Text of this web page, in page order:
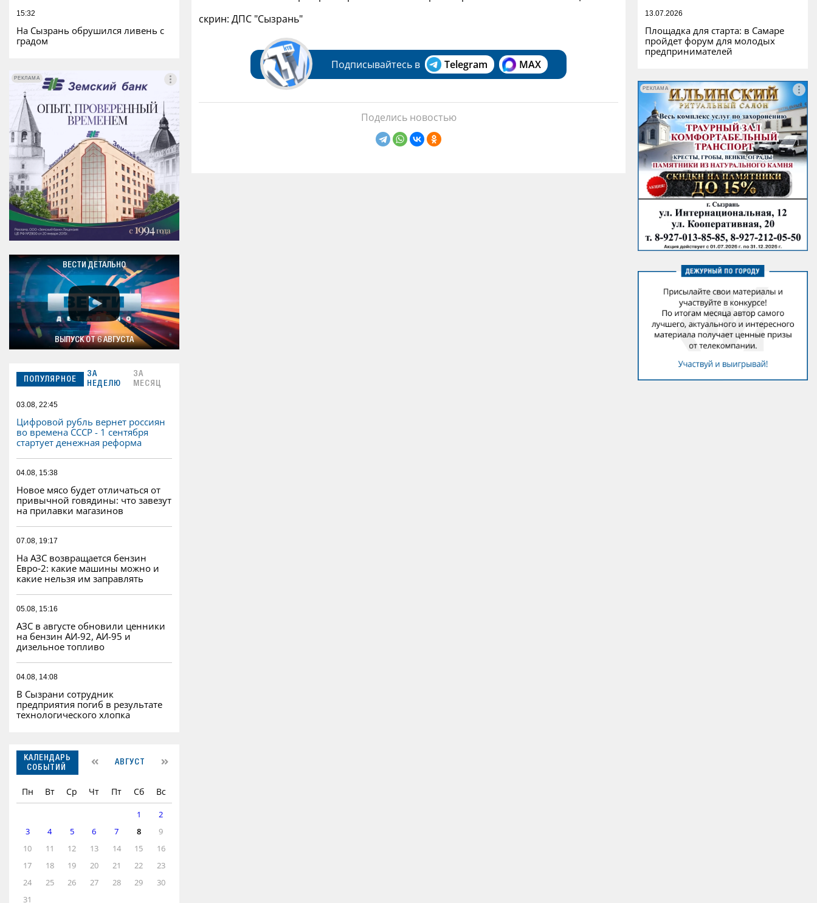
15:32
На Сызрань обрушился ливень с
градом
РЕКЛАМА
РЕКЛАМА
ВЕСТИ ДЕТАЛЬНО
ВЫПУСК ОТ 6 АВГУСТА
ПОПУЛЯРНОЕ
ЗА
НЕДЕЛЮ
ЗА
МЕСЯЦ
03.08, 22:45
Цифровой рубль вернет россиян
во времена СССР - 1 сентября
стартует денежная реформа
04.08, 15:38
Новое мясо будет отличаться от
привычной говядины: что завезут
на прилавки магазинов
07.08, 19:17
На АЗС возвращается бензин
Евро‑2: какие машины можно и
какие нельзя им заправлять
05.08, 15:16
АЗС в августе обновили ценники
на бензин АИ-92, АИ-95 и
дизельное топливо
04.08, 14:08
В Сызрани сотрудник
предприятия погиб в результате
технологического хлопка
КАЛЕНДАРЬ
СОБЫТИЙ
АВГУСТ
Пн Вт Ср Чт Пт Сб Вс
1
2
3
4 5 6 7 8
9
10
11 12 13 14 15
16
17
18 19 20 21 22
23
24
25 26 27 28 29
30
31
скрин: ДПС "Сызрань"
Подписывайтесь в Telegram MAX
Поделись новостью
13.07.2026
Площадка для старта: в Самаре
пройдет форум для молодых
предпринимателей
РЕКЛАМА